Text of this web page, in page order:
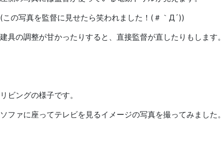
(この写真を監督に見せたら笑われました！(＃｀Д´))
建具の調整が甘かったりすると、直接監督が直したりもします。
リビングの様子です。
ソファに座ってテレビを見るイメージの写真を撮ってみました。